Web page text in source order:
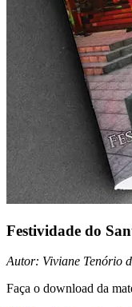
Festividade do
Autor: Viviane Tenório
Faça o download da